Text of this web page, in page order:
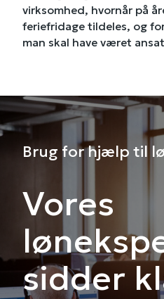
virksomhed, hvornår på
feriefridage tildeles, og
man skal have været
Brug for hjælp til
Vores
sidder